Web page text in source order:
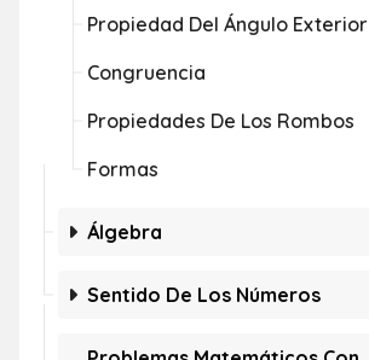
Propiedad Del Ángulo Exterior
Congruencia
Propiedades De Los Rombos
Formas
Álgebra
Sentido De Los Números